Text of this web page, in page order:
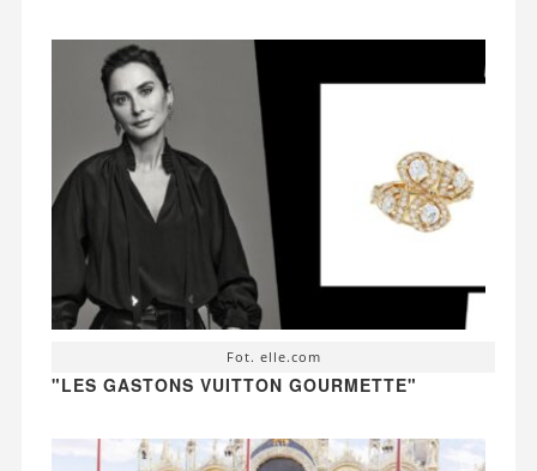
Fot. elle.com
"LES GASTONS VUITTON GOURMETTE"